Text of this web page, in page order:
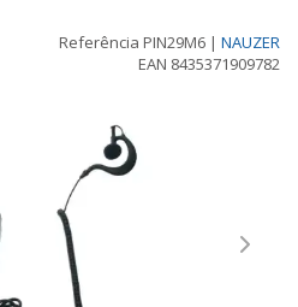
Referência PIN29M6 | NAUZER
EAN 8435371909782
Next